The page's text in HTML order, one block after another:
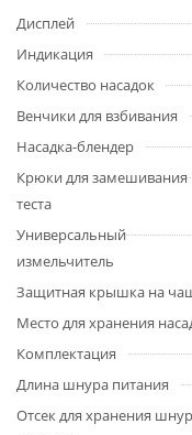
Дисплей
Индикация
Количество насадок
Венчики для взбивания
Насадка-блендер
Крюки для замешивания
теста
Универсальный
измельчитель
Защитная крышка на
Место для хранения
Комплектация
Длина шнура питания
Отсек для хранения